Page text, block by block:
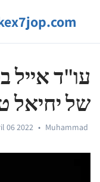
עו"ד אייל
של יחיאל
06 2022 • Muhammad